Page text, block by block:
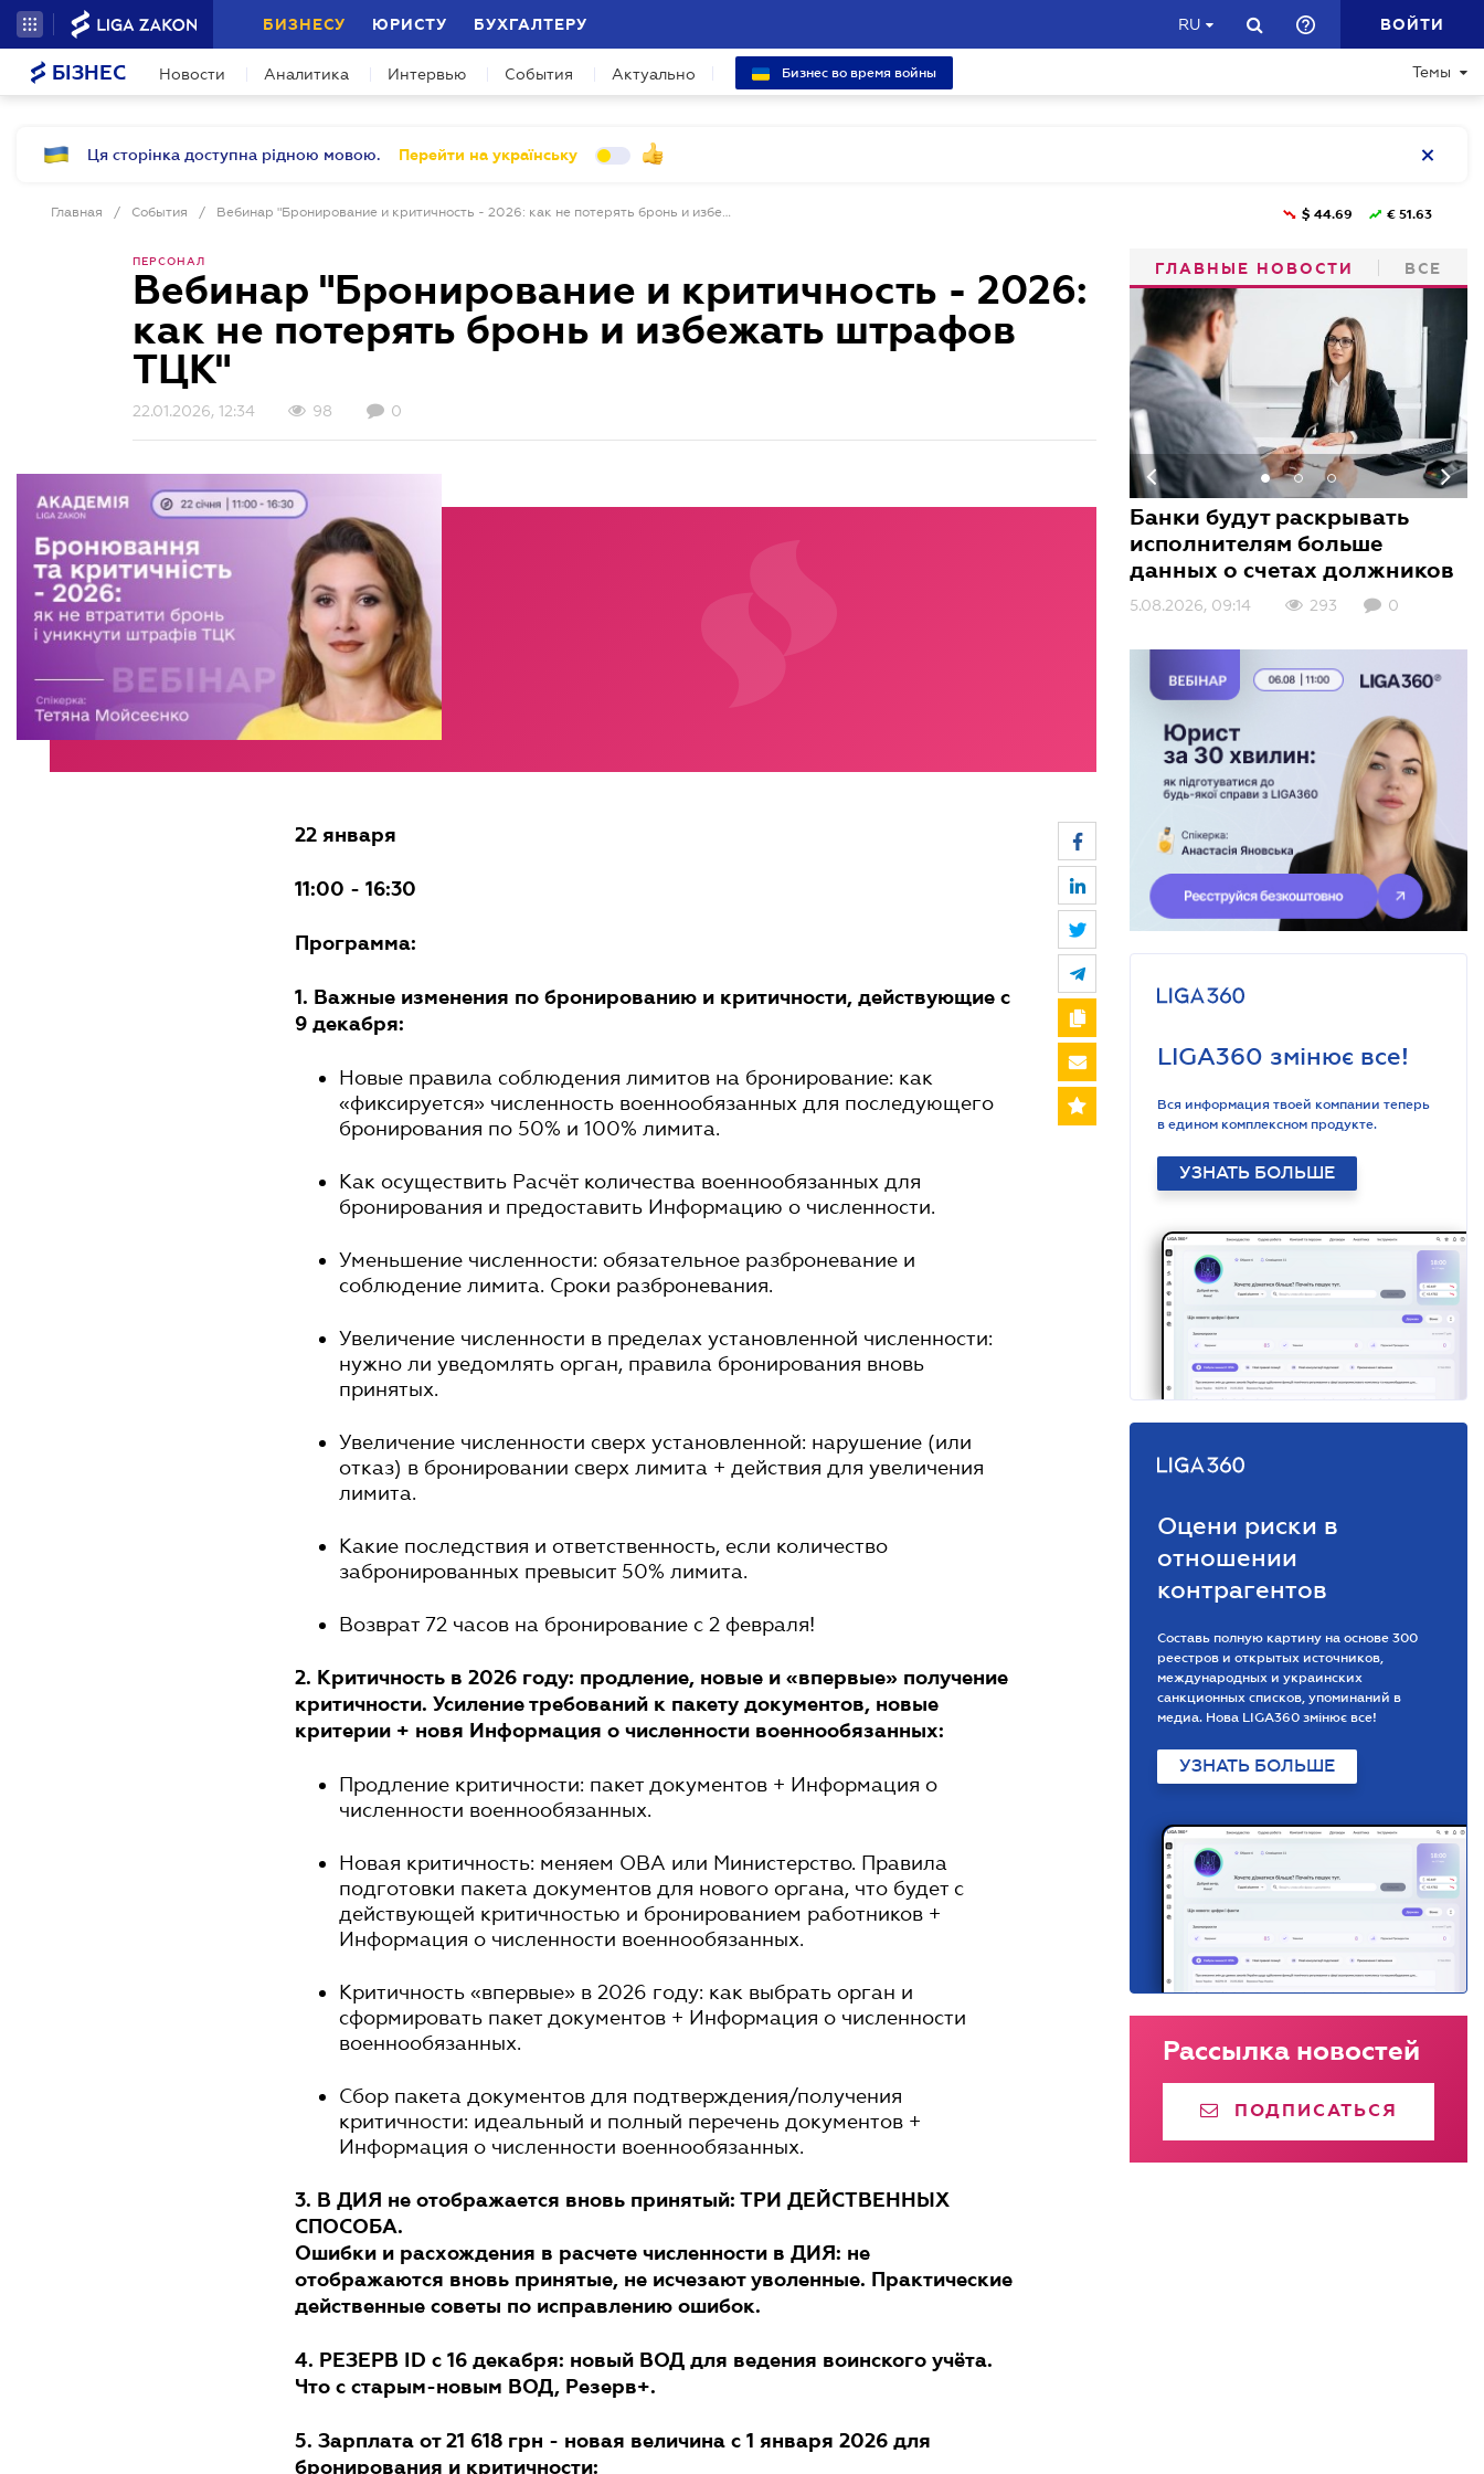
БИЗНЕСУ ЮРИСТУ БУХГАЛТЕРУ RU ВОЙТИ
БІЗНЕС Новости Аналитика Интервью События Актуально Бизнес во время войны Темы
Ця сторінка доступна рідною мовою. Перейти на українську
Главная / События / Вебинар "Бронирование и критичность - 2026: как не потерять бронь и избежать штрафов ТЦК" $ 44.69 € 51.63
ПЕРСОНАЛ
Вебинар "Бронирование и критичность - 2026:
как не потерять бронь и избежать штрафов
ТЦК"
22.01.2026, 12:34 98 0
22 января
11:00 - 16:30
Программа:
1. Важные изменения по бронированию и критичности, действующие с
9 декабря:
Новые правила соблюдения лимитов на бронирование: как
«фиксируется» численность военнообязанных для последующего
бронирования по 50% и 100% лимита.
Как осуществить Расчёт количества военнообязанных для
бронирования и предоставить Информацию о численности.
Уменьшение численности: обязательное разброневание и
соблюдение лимита. Сроки разброневания.
Увеличение численности в пределах установленной численности:
нужно ли уведомлять орган, правила бронирования вновь
принятых.
Увеличение численности сверх установленной: нарушение (или
отказ) в бронировании сверх лимита + действия для увеличения
лимита.
Какие последствия и ответственность, если количество
забронированных превысит 50% лимита.
Возврат 72 часов на бронирование с 2 февраля!
2. Критичность в 2026 году: продление, новые и «впервые» получение
критичности. Усиление требований к пакету документов, новые
критерии + новя Информация о численности военнообязанных:
Продление критичности: пакет документов + Информация о
численности военнообязанных.
Новая критичность: меняем ОВА или Министерство. Правила
подготовки пакета документов для нового органа, что будет с
действующей критичностью и бронированием работников +
Информация о численности военнообязанных.
Критичность «впервые» в 2026 году: как выбрать орган и
сформировать пакет документов + Информация о численности
военнообязанных.
Сбор пакета документов для подтверждения/получения
критичности: идеальный и полный перечень документов +
Информация о численности военнообязанных.
3. В ДИЯ не отображается вновь принятый: ТРИ ДЕЙСТВЕННЫХ
СПОСОБА.
Ошибки и расхождения в расчете численности в ДИЯ: не
отображаются вновь принятые, не исчезают уволенные. Практические
действенные советы по исправлению ошибок.
4. РЕЗЕРВ ID с 16 декабря: новый ВОД для ведения воинского учёта.
Что с старым-новым ВОД, Резерв+.
5. Зарплата от 21 618 грн - новая величина с 1 января 2026 для
бронирования и критичности:
ГЛАВНЫЕ НОВОСТИ ВСЕ
Банки будут раскрывать
исполнителям больше
данных о счетах должников
5.08.2026, 09:14 293 0
3.08.2026, 10:01 348 0
3.08.2026, 09:00 138 0
LIGA360 змінює все!
Вся информация твоей компании теперь
в едином комплексном продукте.
УЗНАТЬ БОЛЬШЕ
Оцени риски в
отношении
контрагентов
Составь полную картину на основе 300
реестров и открытых источников,
международных и украинских
санкционных списков, упоминаний в
медиа. Нова LIGA360 змінює все!
УЗНАТЬ БОЛЬШЕ
Рассылка новостей
ПОДПИСАТЬСЯ